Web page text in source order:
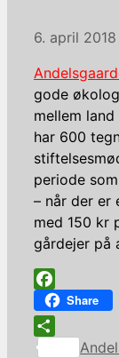
6. april 2018
gode
mellem
har 600
periode
– når der er
med 150 kr
gårdejer på
Facebook
Share
Share